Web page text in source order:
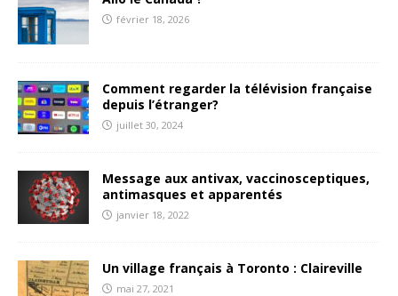
février 18, 2026
Comment regarder la télévision française
depuis l’étranger?
juillet 30, 2024
Message aux antivax, vaccinosceptiques,
antimasques et apparentés
janvier 18, 2022
Un village français à Toronto : Claireville
mai 27, 2021